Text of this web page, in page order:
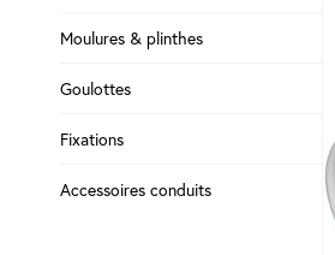
Moulures & plinthes
Goulottes
Fixations
Accessoires conduits